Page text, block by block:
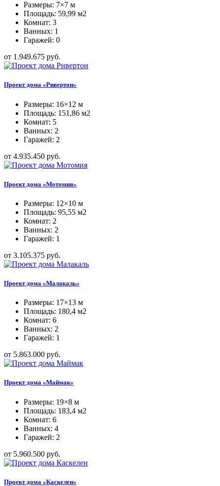
Размеры: 7×7 м
Площадь: 59,99 м2
Комнат: 3
Ванных: 1
Гаражей: 0
от 1.949.675 руб.
Проект дома «Ривертон»
Размеры: 16×12 м
Площадь: 151,86 м2
Комнат: 5
Ванных: 2
Гаражей: 2
от 4.935.450 руб.
Проект дома «Мотомия»
Размеры: 12×10 м
Площадь: 95,55 м2
Комнат: 2
Ванных: 2
Гаражей: 1
от 3.105.375 руб.
Проект дома «Малакаль»
Размеры: 17×13 м
Площадь: 180,4 м2
Комнат: 6
Ванных: 2
Гаражей: 1
от 5.863.000 руб.
Проект дома «Маймак»
Размеры: 19×8 м
Площадь: 183,4 м2
Комнат: 6
Ванных: 4
Гаражей: 2
от 5.960.500 руб.
Проект дома «Каскелен»